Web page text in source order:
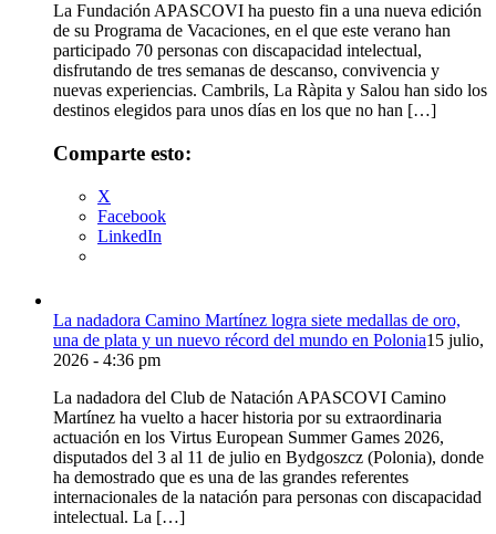
La Fundación APASCOVI ha puesto fin a una nueva edición
de su Programa de Vacaciones, en el que este verano han
participado 70 personas con discapacidad intelectual,
disfrutando de tres semanas de descanso, convivencia y
nuevas experiencias. Cambrils, La Ràpita y Salou han sido los
destinos elegidos para unos días en los que no han […]
Comparte esto:
X
Facebook
LinkedIn
La nadadora Camino Martínez logra siete medallas de oro,
una de plata y un nuevo récord del mundo en Polonia15 julio,
2026 - 4:36 pm
La nadadora del Club de Natación APASCOVI Camino
Martínez ha vuelto a hacer historia por su extraordinaria
actuación en los Virtus European Summer Games 2026,
disputados del 3 al 11 de julio en Bydgoszcz (Polonia), donde
ha demostrado que es una de las grandes referentes
internacionales de la natación para personas con discapacidad
intelectual. La […]